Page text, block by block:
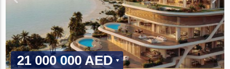
21 000 000 AED